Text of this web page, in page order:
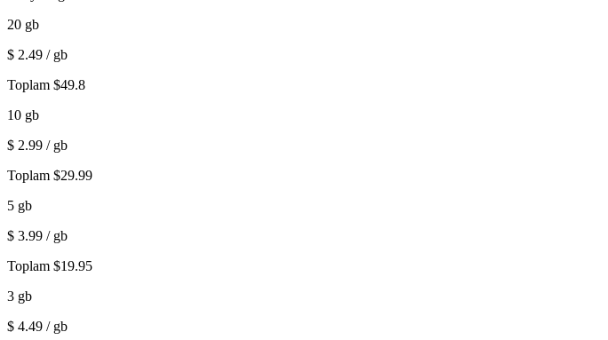
20 gb
$ 2.49 / gb
Toplam $49.8
10 gb
$ 2.99 / gb
Toplam $29.99
5 gb
$ 3.99 / gb
Toplam $19.95
3 gb
$ 4.49 / gb